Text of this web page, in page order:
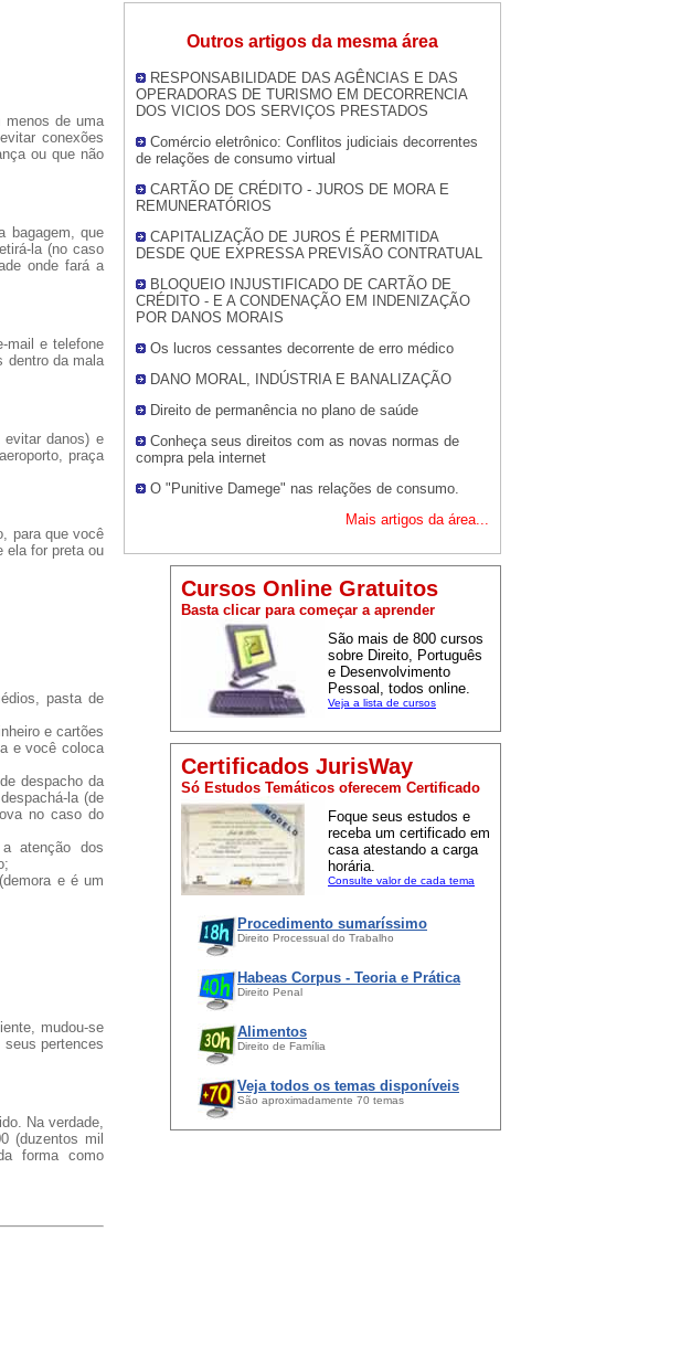
Outros artigos da mesma área
RESPONSABILIDADE DAS AGÊNCIAS E DAS
OPERADORAS DE TURISMO EM DECORRENCIA
DOS VICIOS DOS SERVIÇOS PRESTADOS
Comércio eletrônico: Conflitos judiciais decorrentes
de relações de consumo virtual
CARTÃO DE CRÉDITO - JUROS DE MORA E
REMUNERATÓRIOS
CAPITALIZAÇÃO DE JUROS É PERMITIDA
DESDE QUE EXPRESSA PREVISÃO CONTRATUAL
BLOQUEIO INJUSTIFICADO DE CARTÃO DE
CRÉDITO - E A CONDENAÇÃO EM INDENIZAÇÃO
POR DANOS MORAIS
Os lucros cessantes decorrente de erro médico
DANO MORAL, INDÚSTRIA E BANALIZAÇÃO
Direito de permanência no plano de saúde
Conheça seus direitos com as novas normas de
compra pela internet
O "Punitive Damege" nas relações de consumo.
Mais artigos da área...
Cursos Online Gratuitos
Basta clicar para começar a aprender
São mais de 800 cursos
sobre Direito, Português
e Desenvolvimento
Pessoal, todos online.
Veja a lista de cursos
Certificados JurisWay
Só Estudos Temáticos oferecem Certificado
Foque seus estudos e
receba um certificado em
casa atestando a carga
horária.
Consulte valor de cada tema
Procedimento sumaríssimo
Direito Processual do Trabalho
Habeas Corpus - Teoria e Prática
Direito Penal
Alimentos
Direito de Família
Veja todos os temas disponíveis
São aproximadamente 70 temas
menos de uma
conexões
ou que não
bagagem, que
la (no caso
onde fará a
mail e telefone
dentro da mala
danos) e
praça
para que você
ela for preta ou
pasta de
e cartões
e você coloca
despacho da
la (de
no caso do
atenção dos
e é um
mudou-se
pertences
Na verdade,
(duzentos mil
forma como